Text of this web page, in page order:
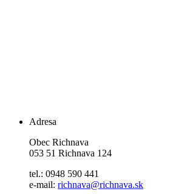
Adresa
Obec Richnava
053 51 Richnava 124
tel.: 0948 590 441
e-mail: richnava@richnava.sk